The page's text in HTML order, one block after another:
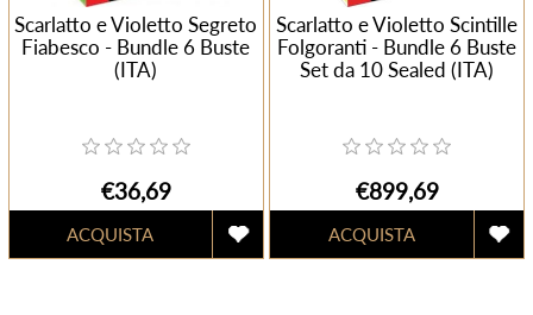
Scarlatto e Violetto Segreto
Fiabesco - Bundle 6 Buste
(ITA)
€36,69
Scarlatto e Violetto Scintille
Folgoranti - Bundle 6 Buste
Set da 10 Sealed (ITA)
€899,69